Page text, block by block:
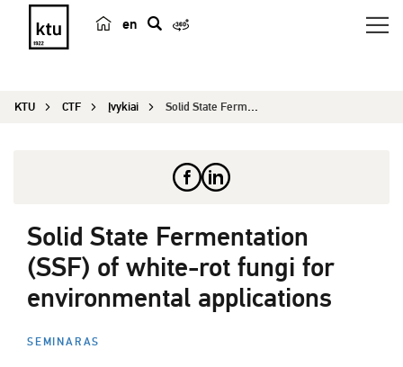
en
e
KTU CTF Įvykiai Solid State Fermentation (SSF) of white-rot fung...
Solid State Fermentation
(SSF) of white-rot fungi for
environmental applications
SEMINARAS